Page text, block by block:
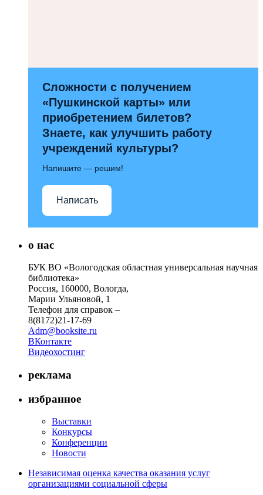
Сложности с получением
«Пушкинской карты» или
приобретением билетов?
Знаете, как улучшить работу
учреждений культуры?
Напишите — решим!
Написать
о нас
БУК ВО «Вологодская областная универсальная научная
библиотека»
Россия, 160000, Вологда,
Марии Ульяновой, 1
Телефон для справок –
8(8172)21-17-69
Adm@booksite.ru
ВКонтакте
Видеохостинг
реклама
избранное
Выставки
Конкурсы
Конференции
Новости
Независимая оценка качества оказания услуг
организациями социальной сферы